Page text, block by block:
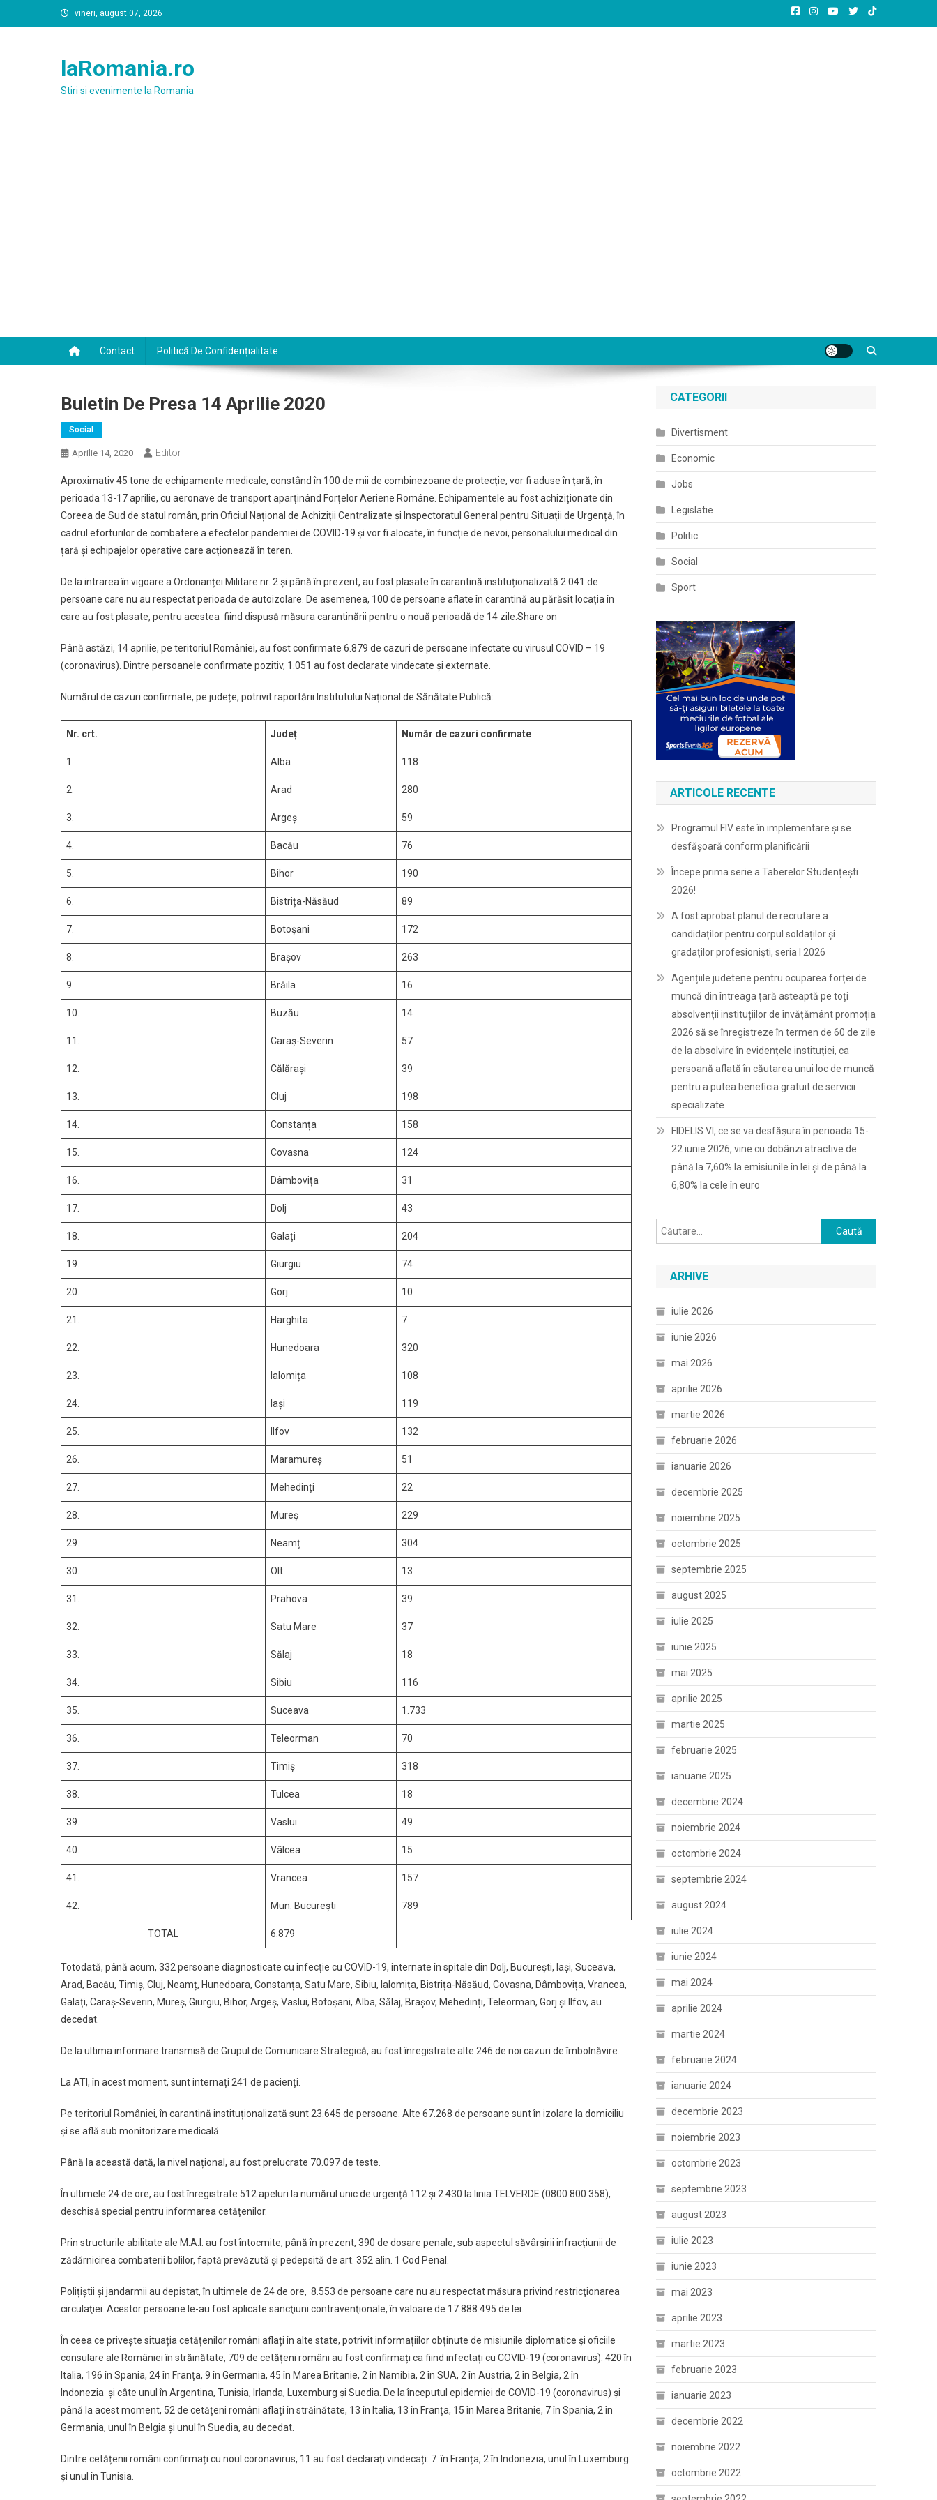
to
vineri, august 07, 2026
laRomania.ro
Stiri si evenimente la Romania
Contact Politică De Confidențialitate
Buletin De Presa 14 Aprilie 2020
Social
Aprilie 14, 2020 Editor
Aproximativ 45 tone de echipamente medicale, constând în 100 de mii de combinezoane de protecție, vor fi aduse în țară, în
perioada 13-17 aprilie, cu aeronave de transport aparținând Forțelor Aeriene Române. Echipamentele au fost achiziționate din
Coreea de Sud de statul român, prin Oficiul Național de Achiziții Centralizate și Inspectoratul General pentru Situații de Urgență, în
cadrul eforturilor de combatere a efectelor pandemiei de COVID-19 și vor fi alocate, în funcție de nevoi, personalului medical din
țară și echipajelor operative care acționează în teren.
De la intrarea în vigoare a Ordonanței Militare nr. 2 și până în prezent, au fost plasate în carantină instituționalizată 2.041 de
persoane care nu au respectat perioada de autoizolare. De asemenea, 100 de persoane aflate în carantină au părăsit locația în
care au fost plasate, pentru acestea fiind dispusă măsura carantinării pentru o nouă perioadă de 14 zile.Share on
Până astăzi, 14 aprilie, pe teritoriul României, au fost confirmate 6.879 de cazuri de persoane infectate cu virusul COVID – 19
(coronavirus). Dintre persoanele confirmate pozitiv, 1.051 au fost declarate vindecate și externate.
Numărul de cazuri confirmate, pe județe, potrivit raportării Institutului Național de Sănătate Publică:
Nr. crt. Județ Număr de cazuri confirmate
1. Alba 118
2. Arad 280
3. Argeș 59
4. Bacău 76
5. Bihor 190
6. Bistrița-Năsăud 89
7. Botoșani 172
8. Brașov 263
9. Brăila 16
10. Buzău 14
11. Caraș-Severin 57
12. Călărași 39
13. Cluj 198
14. Constanța 158
15. Covasna 124
16. Dâmbovița 31
17. Dolj 43
18. Galați 204
19. Giurgiu 74
20. Gorj 10
21. Harghita 7
22. Hunedoara 320
23. Ialomița 108
24. Iași 119
25. Ilfov 132
26. Maramureș 51
27. Mehedinți 22
28. Mureș 229
29. Neamț 304
30. Olt 13
31. Prahova 39
32. Satu Mare 37
33. Sălaj 18
34. Sibiu 116
35. Suceava 1.733
36. Teleorman 70
37. Timiș 318
38. Tulcea 18
39. Vaslui 49
40. Vâlcea 15
41. Vrancea 157
42. Mun. București 789
TOTAL 6.879
Totodată, până acum, 332 persoane diagnosticate cu infecție cu COVID-19, internate în spitale din Dolj, București, Iași, Suceava,
Arad, Bacău, Timiș, Cluj, Neamț, Hunedoara, Constanța, Satu Mare, Sibiu, Ialomița, Bistrița-Năsăud, Covasna, Dâmbovița, Vrancea,
Galați, Caraș-Severin, Mureș, Giurgiu, Bihor, Argeș, Vaslui, Botoșani, Alba, Sălaj, Brașov, Mehedinți, Teleorman, Gorj și Ilfov, au
decedat.
De la ultima informare transmisă de Grupul de Comunicare Strategică, au fost înregistrate alte 246 de noi cazuri de îmbolnăvire.
La ATI, în acest moment, sunt internați 241 de pacienți.
Pe teritoriul României, în carantină instituționalizată sunt 23.645 de persoane. Alte 67.268 de persoane sunt în izolare la domiciliu
și se află sub monitorizare medicală.
Până la această dată, la nivel național, au fost prelucrate 70.097 de teste.
În ultimele 24 de ore, au fost înregistrate 512 apeluri la numărul unic de urgență 112 și 2.430 la linia TELVERDE (0800 800 358),
deschisă special pentru informarea cetățenilor.
Prin structurile abilitate ale M.A.I. au fost întocmite, până în prezent, 390 de dosare penale, sub aspectul săvârșirii infracțiunii de
zădărnicirea combaterii bolilor, faptă prevăzută şi pedepsită de art. 352 alin. 1 Cod Penal.
Polițiștii și jandarmii au depistat, în ultimele de 24 de ore, 8.553 de persoane care nu au respectat măsura privind restricţionarea
circulaţiei. Acestor persoane le-au fost aplicate sancţiuni contravenţionale, în valoare de 17.888.495 de lei.
În ceea ce privește situația cetățenilor români aflați în alte state, potrivit informațiilor obținute de misiunile diplomatice și oficiile
consulare ale României în străinătate, 709 de cetățeni români au fost confirmați ca fiind infectați cu COVID-19 (coronavirus): 420 în
Italia, 196 în Spania, 24 în Franța, 9 în Germania, 45 în Marea Britanie, 2 în Namibia, 2 în SUA, 2 în Austria, 2 în Belgia, 2 în
Indonezia și câte unul în Argentina, Tunisia, Irlanda, Luxemburg și Suedia. De la începutul epidemiei de COVID-19 (coronavirus) și
până la acest moment, 52 de cetățeni români aflați în străinătate, 13 în Italia, 13 în Franța, 15 în Marea Britanie, 7 în Spania, 2 în
Germania, unul în Belgia și unul în Suedia, au decedat.
Dintre cetățenii români confirmați cu noul coronavirus, 11 au fost declarați vindecați: 7 în Franța, 2 în Indonezia, unul în Luxemburg
și unul în Tunisia.
CATEGORII
Divertisment
Economic
Jobs
Legislatie
Politic
Social
Sport
ARTICOLE RECENTE
Programul FIV este în implementare și se
desfășoară conform planificării
Începe prima serie a Taberelor Studențești
2026!
A fost aprobat planul de recrutare a
candidaților pentru corpul soldaților și
gradaților profesioniști, seria I 2026
Agențiile judetene pentru ocuparea forței de
muncă din întreaga țară asteaptă pe toți
absolvenții instituțiilor de învățământ promoția
2026 să se înregistreze în termen de 60 de zile
de la absolvire în evidențele instituției, ca
persoană aflată în căutarea unui loc de muncă
pentru a putea beneficia gratuit de servicii
specializate
FIDELIS VI, ce se va desfășura în perioada 15-
22 iunie 2026, vine cu dobânzi atractive de
până la 7,60% la emisiunile în lei și de până la
6,80% la cele în euro
Caută
după:
ARHIVE
iulie 2026
iunie 2026
mai 2026
aprilie 2026
martie 2026
februarie 2026
ianuarie 2026
decembrie 2025
noiembrie 2025
octombrie 2025
septembrie 2025
august 2025
iulie 2025
iunie 2025
mai 2025
aprilie 2025
martie 2025
februarie 2025
ianuarie 2025
decembrie 2024
noiembrie 2024
octombrie 2024
septembrie 2024
august 2024
iulie 2024
iunie 2024
mai 2024
aprilie 2024
martie 2024
februarie 2024
ianuarie 2024
decembrie 2023
noiembrie 2023
octombrie 2023
septembrie 2023
august 2023
iulie 2023
iunie 2023
mai 2023
aprilie 2023
martie 2023
februarie 2023
ianuarie 2023
decembrie 2022
noiembrie 2022
octombrie 2022